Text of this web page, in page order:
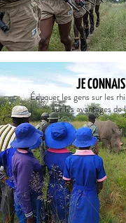
JE
Éduquer les gens sur les
sur les avantages de